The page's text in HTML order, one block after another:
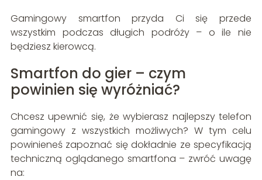
Gamingowy smartfon przyda Ci się przede
wszystkim podczas długich podróży – o ile nie
będziesz kierowcą.
Smartfon do gier – czym
powinien się wyróżniać?
Chcesz upewnić się, że wybierasz najlepszy telefon
gamingowy z wszystkich możliwych? W tym celu
powinieneś zapoznać się dokładnie ze specyfikacją
techniczną oglądanego smartfona – zwróć uwagę
na: